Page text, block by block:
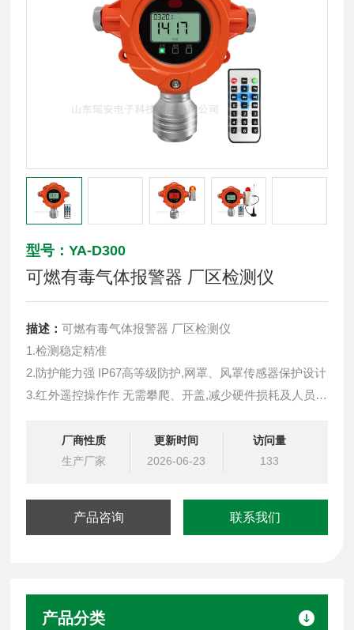
型号：YA-D300
可燃有毒气体报警器 厂区检测仪
描述：可燃有毒气体报警器 厂区检测仪
1.检测稳定精准
2.防护能力强 IP67高等级防护,网罩、风罩传感器保护设计
3.红外遥控操作作 无需攀爬、开盖,减少硬件损耗及人员伤
4.输出信号丰富多样 支持4-20mA，RS485，LoRa无线信
号，PowerBus二总线
厂商性质
生产厂家
更新时间
2026-06-23
访问量
133
产品咨询 联系我们
产品分类